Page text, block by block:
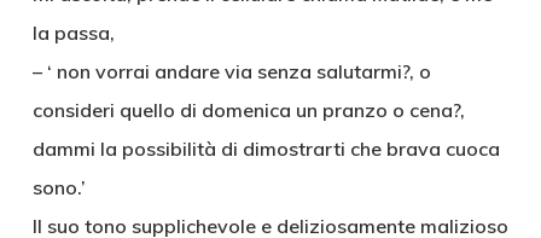
la passa,
– ‘ non vorrai andare via senza salutarmi?, o
consideri quello di domenica un pranzo o cena?,
dammi la possibilità di dimostrarti che brava cuoca
sono.’
Il suo tono supplichevole e deliziosamente malizioso